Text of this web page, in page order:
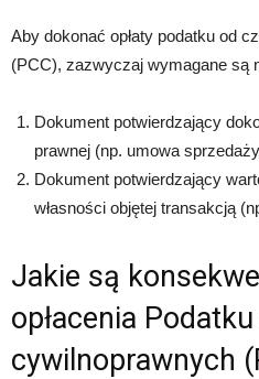
Aby dokonać opłaty podatku od
(PCC), zazwyczaj wymagane są
Dokument potwierdzający
prawnej (np. umowa
Dokument potwierdzający
własności objętej transakcją
Jakie są
opłacenia
cywilnoprawnych